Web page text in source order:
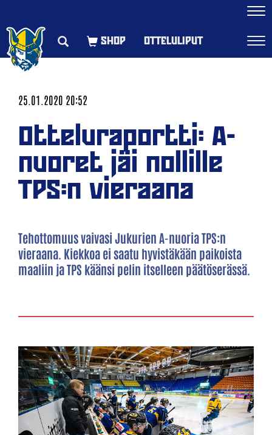
OTTELULIPUT
25.01.2020 20:52
Otteluraportti: A-
nuoret jäi nollille
TPS:n vieraana
Tehottomuus vaivasi Jukurien A-nuoria TPS:n
vieraana. Kiekkoa ei saatu hyvistäkään paikoista
maaliin ja TPS käänsi pelin itselleen päätöserässä.